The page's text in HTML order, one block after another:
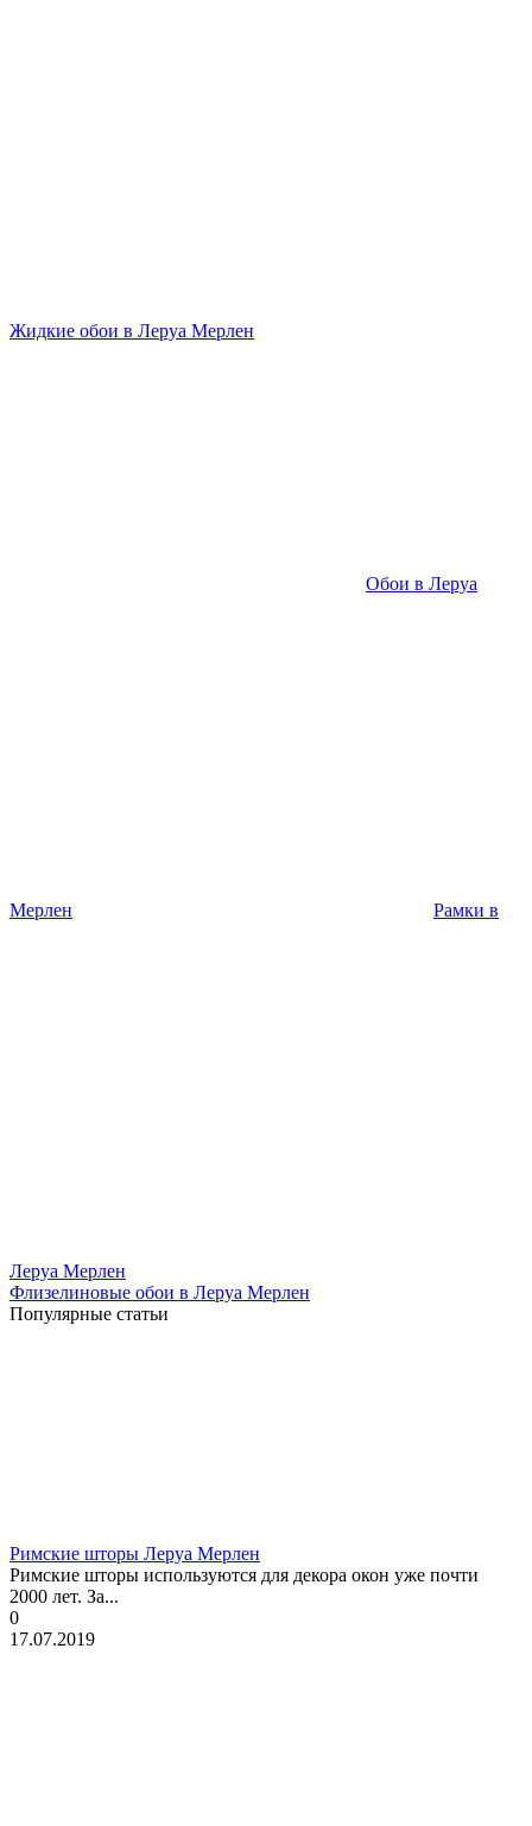
Жидкие обои в Леруа Мерлен
Обои в Леруа
Мерлен Рамки в
Леруа Мерлен
Флизелиновые обои в Леруа Мерлен
Популярные статьи
Римские шторы Леруа Мерлен
Римские шторы используются для декора окон уже почти
2000 лет. За...
0
17.07.2019